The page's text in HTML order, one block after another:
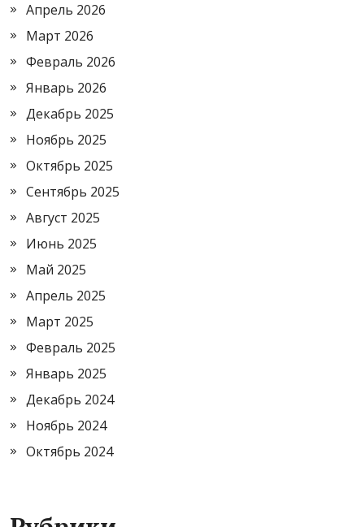
Апрель 2026
Март 2026
Февраль 2026
Январь 2026
Декабрь 2025
Ноябрь 2025
Октябрь 2025
Сентябрь 2025
Август 2025
Июнь 2025
Май 2025
Апрель 2025
Март 2025
Февраль 2025
Январь 2025
Декабрь 2024
Ноябрь 2024
Октябрь 2024